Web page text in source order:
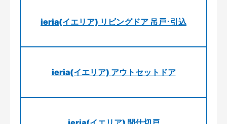
ieria(イエリア) リビングドア 吊戸･引込
ieria(イエリア) アウトセットドア